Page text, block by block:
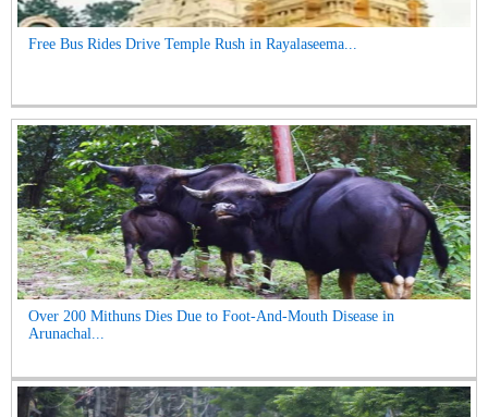
Free Bus Rides Drive Temple Rush in Rayalaseema...
Over 200 Mithuns Dies Due to Foot-And-Mouth Disease in
Arunachal...